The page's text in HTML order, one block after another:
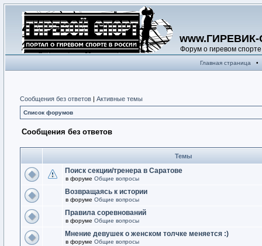
Форум о гиревом спорте
Главная страница •
Сообщения без ответов | Активные темы
Список форумов
Сообщения без ответов
Темы
Поиск секции/тренера в Саратове
в форуме Общие вопросы
Возвращаясь к истории
в форуме Общие вопросы
Правила соревнований
в форуме Общие вопросы
Мнение девушек о женском толчке меняется :)
в форуме Общие вопросы